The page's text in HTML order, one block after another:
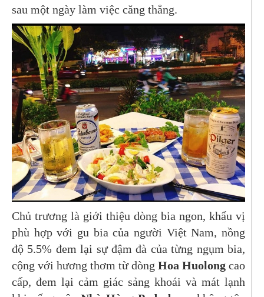
sau một ngày làm việc căng thẳng.
Chủ trương là giới thiệu dòng bia ngon, khẩu vị
phù hợp với gu bia của người Việt Nam, nồng
độ 5.5% đem lại sự đậm đà của từng ngụm bia,
cộng với hương thơm từ dòng Hoa Huolong cao
cấp, đem lại cảm giác sảng khoái và mát lạnh